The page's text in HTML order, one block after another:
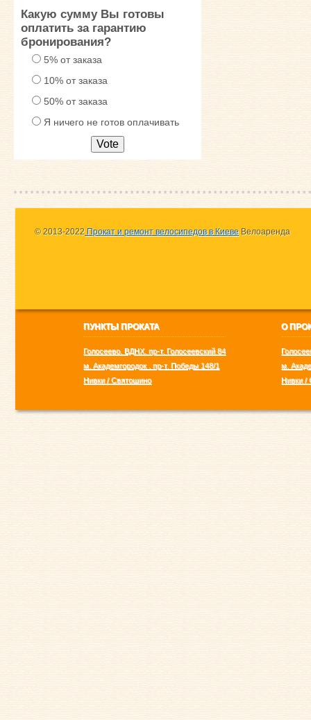
Какую сумму Вы готовы
оплатить за гарантию
бронирования?
5% от заказа
10% от заказа
50% от заказа
Я ничего не готов оплачивать
Vote
© 2013-2022 Прокат и ремонт велосипедов в Киеве Велоаренда
ПУНКТЫ ПРОКАТА
Голосеево. ВДНХ. пр-т. Голосеевский 84
м. Академгородок . пр-т. Победы 148/1
Нивки / Святошино
О
м.
Нивки /